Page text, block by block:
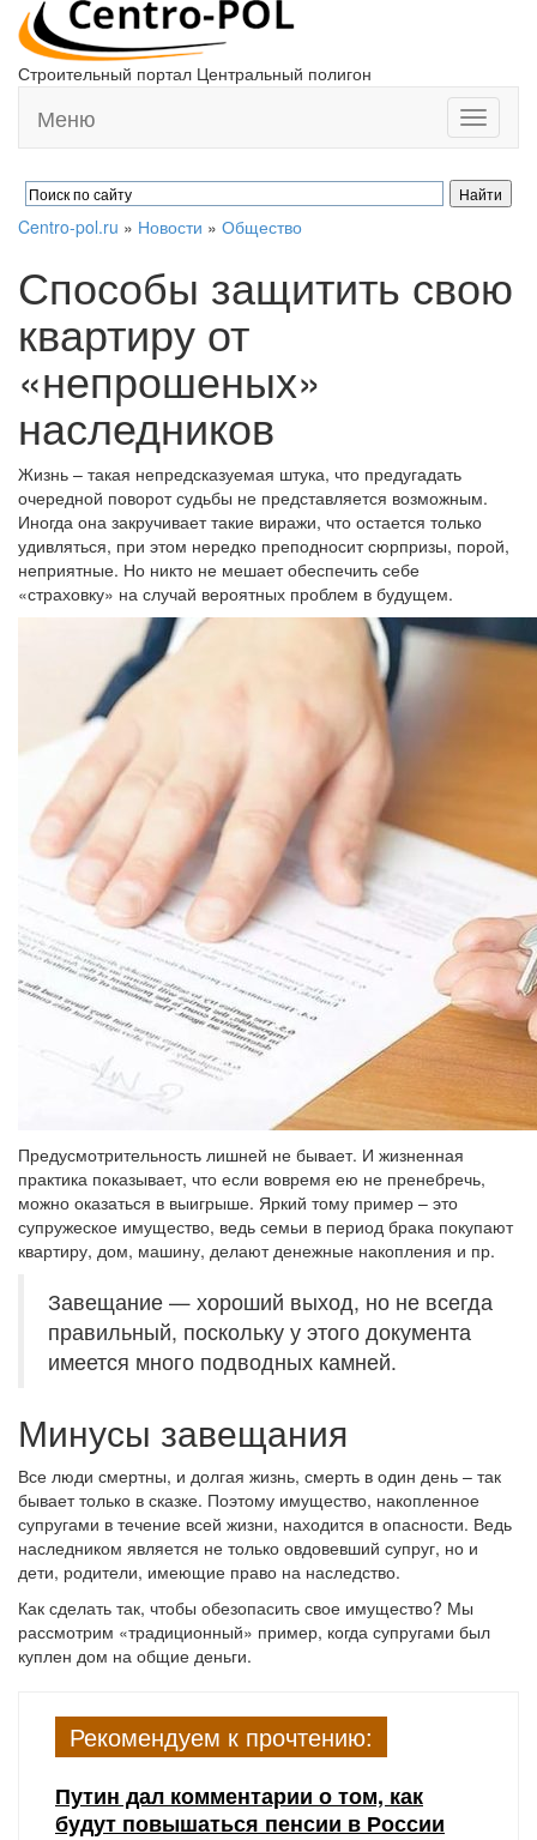
Строительный портал Центральный полигон
Toggle
Меню
Centro-pol.ru » Новости » Общество
Способы защитить свою
квартиру от
«непрошеных»
наследников
Жизнь – такая непредсказуемая штука, что предугадать
очередной поворот судьбы не представляется возможным.
Иногда она закручивает такие виражи, что остается только
удивляться, при этом нередко преподносит сюрпризы, порой,
неприятные. Но никто не мешает обеспечить себе
«страховку» на случай вероятных проблем в будущем.
Предусмотрительность лишней не бывает. И жизненная
практика показывает, что если вовремя ею не пренебречь,
можно оказаться в выигрыше. Яркий тому пример – это
супружеское имущество, ведь семьи в период брака покупают
квартиру, дом, машину, делают денежные накопления и пр.
Завещание — хороший выход, но не всегда
правильный, поскольку у этого документа
имеется много подводных камней.
Минусы завещания
Все люди смертны, и долгая жизнь, смерть в один день – так
бывает только в сказке. Поэтому имущество, накопленное
супругами в течение всей жизни, находится в опасности. Ведь
наследником является не только овдовевший супруг, но и
дети, родители, имеющие право на наследство.
Как сделать так, чтобы обезопасить свое имущество? Мы
рассмотрим «традиционный» пример, когда супругами был
куплен дом на общие деньги.
Рекомендуем к прочтению:
Путин дал комментарии о том, как
будут повышаться пенсии в России